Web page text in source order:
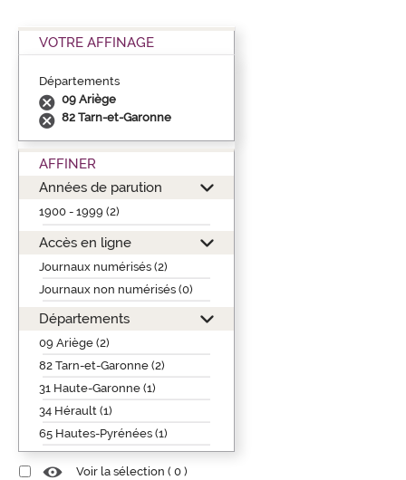
VOTRE AFFINAGE
Départements
09 Ariège
82 Tarn-et-Garonne
AFFINER
Années de parution
1900 - 1999 (2)
Accès en ligne
Journaux numérisés (2)
Journaux non numérisés (0)
Départements
09 Ariège (2)
82 Tarn-et-Garonne (2)
31 Haute-Garonne (1)
34 Hérault (1)
65 Hautes-Pyrénées (1)
Voir la sélection ( 0 )